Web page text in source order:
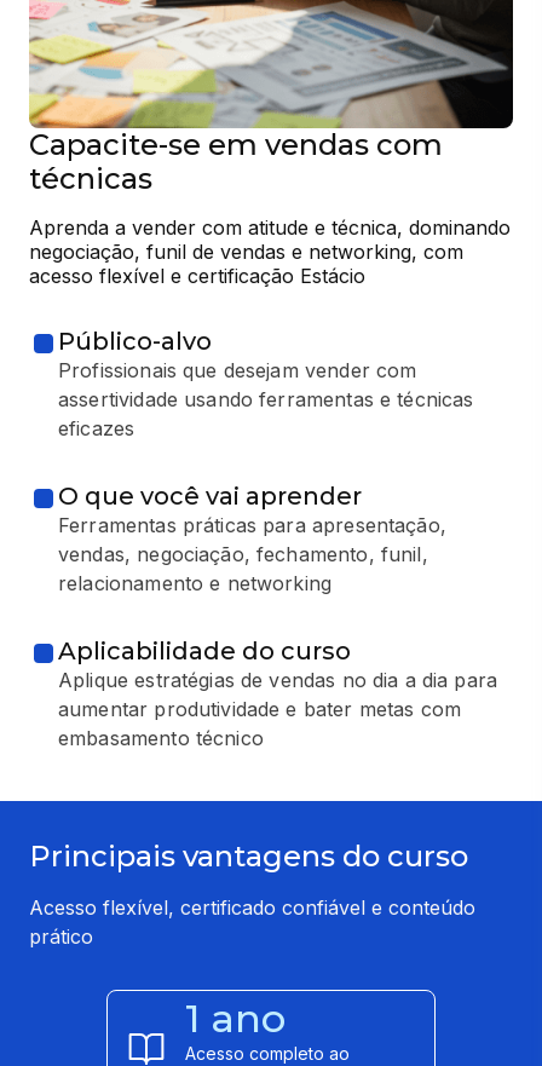
Capacite-se em vendas com
técnicas
Aprenda a vender com atitude e técnica, dominando
negociação, funil de vendas e networking, com
acesso flexível e certificação Estácio
Público-alvo
Profissionais que desejam vender com
assertividade usando ferramentas e técnicas
eficazes
O que você vai aprender
Ferramentas práticas para apresentação,
vendas, negociação, fechamento, funil,
relacionamento e networking
Aplicabilidade do curso
Aplique estratégias de vendas no dia a dia para
aumentar produtividade e bater metas com
embasamento técnico
Principais vantagens do curso
Acesso flexível, certificado confiável e conteúdo
prático
1 ano
Acesso completo ao